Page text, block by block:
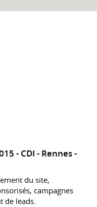
CDI
Rennes
du site,
campagnes
de leads.